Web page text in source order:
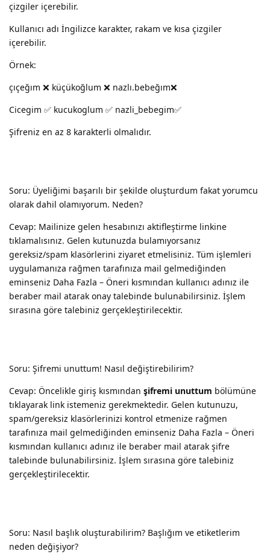
çizgiler içerebilir.
Kullanıcı adı İngilizce karakter, rakam ve kısa çizgiler
içerebilir.
Örnek:
çıçeğım ❌ küçükoğlum ❌ nazlı.bebeğım❌
Cicegim ✅ kucukoglum ✅ nazli_bebegim✅
Şifreniz en az 8 karakterli olmalıdır.
Soru: Üyeliğimi başarılı bir şekilde oluşturdum fakat yorumcu
olarak dahil olamıyorum. Neden?
Cevap: Mailinize gelen hesabınızı aktifleştirme linkine
tıklamalısınız. Gelen kutunuzda bulamıyorsanız
gereksiz/spam klasörlerini ziyaret etmelisiniz. Tüm işlemleri
uygulamanıza rağmen tarafınıza mail gelmediğinden
eminseniz Daha Fazla – Öneri kısmından kullanıcı adınız ile
beraber mail atarak onay talebinde bulunabilirsiniz. İşlem
sırasına göre talebiniz gerçekleştirilecektir.
Soru: Şifremi unuttum! Nasıl değiştirebilirim?
Cevap: Öncelikle giriş kısmından şifremi unuttum bölümüne
tıklayarak link istemeniz gerekmektedir. Gelen kutunuzu,
spam/gereksiz klasörlerinizi kontrol etmenize rağmen
tarafınıza mail gelmediğinden eminseniz Daha Fazla – Öneri
kısmından kullanıcı adınız ile beraber mail atarak şifre
talebinde bulunabilirsiniz. İşlem sırasına göre talebiniz
gerçekleştirilecektir.
Soru: Nasıl başlık oluşturabilirim? Başlığım ve etiketlerim
neden değişiyor?